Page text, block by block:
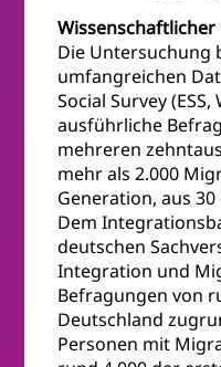
Die Untersuchung
umfangreichen
Social Survey
ausführliche
mehreren
mehr als 2.000
Generation, aus
Dem
deutschen
Integration und
Befragungen von
Deutschland
Personen mit